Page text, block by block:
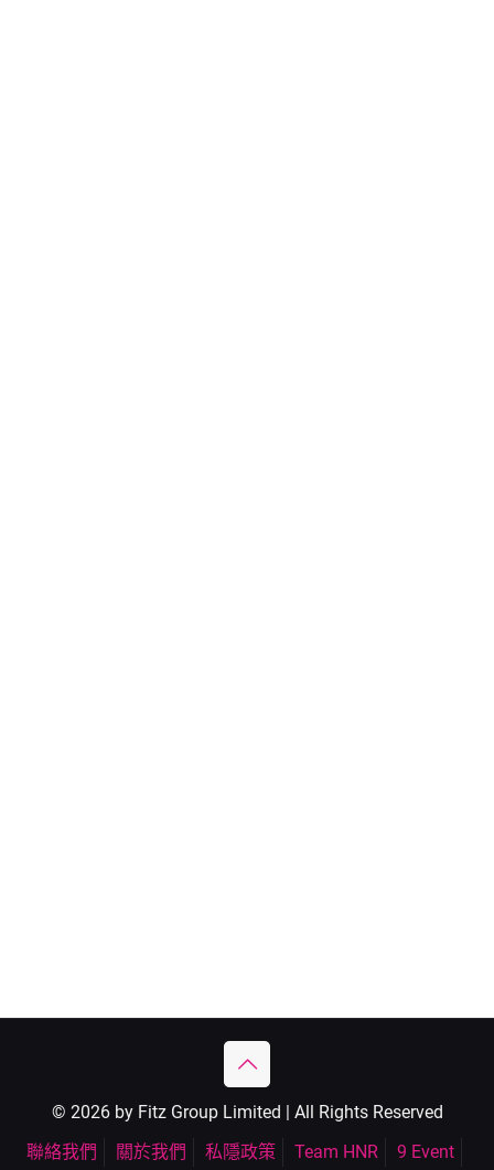
© 2026 by Fitz Group Limited | All Rights Reserved
聯絡我們
關於我們 私隱政策 Team HNR
9 Event